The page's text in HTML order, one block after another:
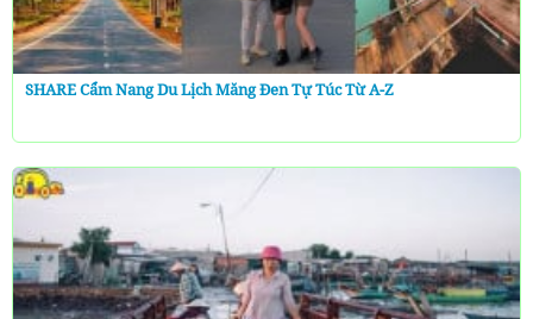
SHARE Cẩm Nang Du Lịch Măng Đen Tự Túc Từ A-Z